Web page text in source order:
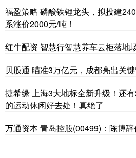
福盈策略 磷酸铁锂龙头，拟投建
系涨价2000元/吨！
红牛配资 智慧行智慧养车云柜落地
贝股通 瞄准3万亿元，成都亮出关键
捷希缘 上海3大地标全新升级！还
的运动休闲好去处！真绝了
万通资本 青岛控股(00499)：陈博